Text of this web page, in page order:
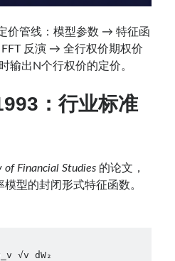
价管线：模型参数 → 特征函
反演 → 全行权价期权价
输出N个行权价的定价。
：行业标准
of Financial Studies 的论文，
型的封闭形式特征函数。
√v dW₂